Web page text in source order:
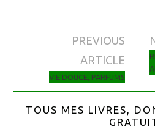
Navigation des
PREVIOUS
ARTICLE
VIE DOUCE, PARFUMS
TOUS MES LIVRES,